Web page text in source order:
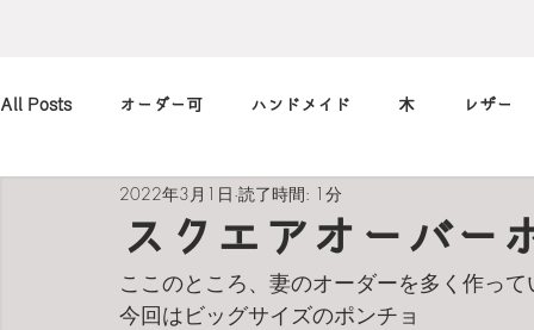
All Posts オーダー可 ハンドメイド 木 レザー
カメラ 本 筆記用具
art 買ったもの 小休止の 習慣
スクエアオーバー
2022年3月1日 読了時間: 1分
ここのところ、妻のオーダーを多く作っ
今回はビッグサイズのポンチョ